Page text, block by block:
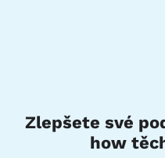
Zlepšete své
how